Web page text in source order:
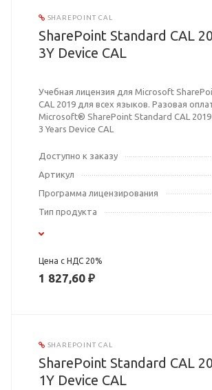
SHAREPOINT CAL
SharePoint Standard CAL
3Y Device CAL
Учебная лицензия для Microsoft
CAL 2019 для всех языков. Разовая
Microsoft® SharePoint Standard CAL 2019
3 Years Device CAL
Доступно к заказу
Артикул
Программа лицензирования
Тип продукта
Цена с НДС 20%
1 827,60 ₽
SHAREPOINT CAL
SharePoint Standard CAL
1Y Device CAL